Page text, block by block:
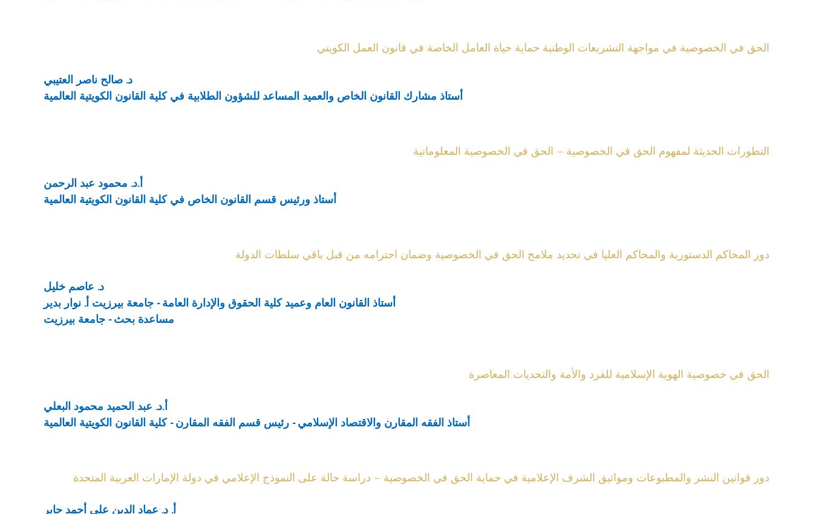
الحق في الخصوصية في مواجهة التشريعات الوطنية حماية حياة العامل الخاصة في قانون العمل الكويتي
د. صالح ناصر العتيبي
أستاذ مشارك القانون الخاص والعميد المساعد للشؤون الطلابية في كلية القانون الكويتية العالمية
التطورات الحديثة لمفهوم الحق في الخصوصية – الحق في الخصوصية المعلوماتية
أ.د. محمود عبد الرحمن
أستاذ ورئيس قسم القانون الخاص في كلية القانون الكويتية العالمية
دور المحاكم الدستورية والمحاكم العليا في تحديد ملامح الحق في الخصوصية وضمان احترامه من قبل باقي سلطات الدولة
د. عاصم خليل
أستاذ القانون العام وعميد كلية الحقوق والإدارة العامة - جامعة بيرزيت أ. نوار بدير
مساعدة بحث - جامعة بيرزيت
الحق في خصوصية الهوية الإسلامية للفرد والأمة والتحديات المعاصرة
أ.د. عبد الحميد محمود البعلي
أستاذ الفقه المقارن والاقتصاد الإسلامي - رئيس قسم الفقه المقارن - كلية القانون الكويتية العالمية
دور قوانين النشر والمطبوعات ومواثيق الشرف الإعلامية في حماية الحق في الخصوصية – دراسة حالة على النموذج الإعلامي في دولة الإمارات العربية المتحدة
أ. د. عماد الدين على أحمد جابر